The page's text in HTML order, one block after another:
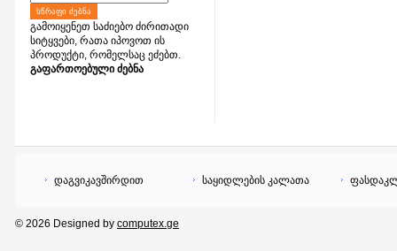
ᲡᲬᲠᲐᲤᲘ ᲫᲔᲑᲜᲐ
გამოიყენეთ საძიებო ძირითადი
სიტყვები, რათა იპოვოთ ის
პროდუქტი, რომელსაც ეძებთ.
გაფართოებული ძებნა
დაგვიკავშირდით საყიდლების კალათა
© 2026 Designed by computex.ge